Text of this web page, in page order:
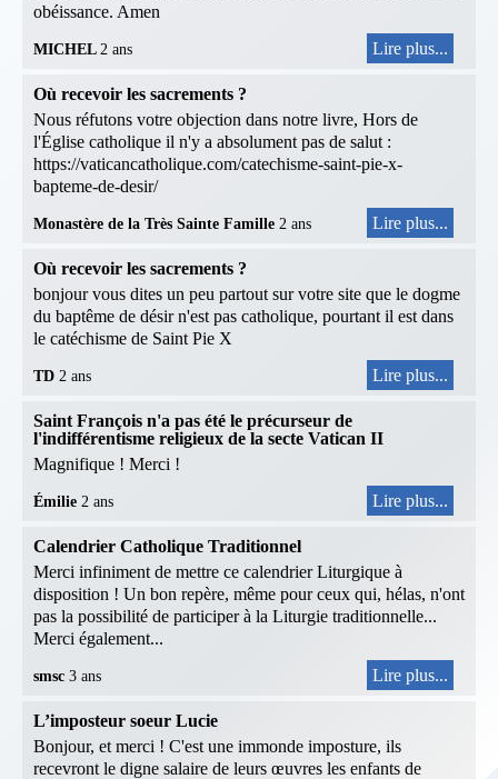
obéissance. Amen
MICHEL 2 ans Lire plus...
Où recevoir les sacrements ?
Nous réfutons votre objection dans notre livre, Hors de
l'Église catholique il n'y a absolument pas de salut :
https://vaticancatholique.com/catechisme-saint-pie-x-
bapteme-de-desir/
Monastère de la Très Sainte Famille 2 ans Lire plus...
Où recevoir les sacrements ?
bonjour vous dites un peu partout sur votre site que le dogme
du baptême de désir n'est pas catholique, pourtant il est dans
le catéchisme de Saint Pie X
TD 2 ans Lire plus...
Saint François n'a pas été le précurseur de
l'indifférentisme religieux de la secte Vatican II
Magnifique ! Merci !
Émilie 2 ans Lire plus...
Calendrier Catholique Traditionnel
Merci infiniment de mettre ce calendrier Liturgique à
disposition ! Un bon repère, même pour ceux qui, hélas, n'ont
pas la possibilité de participer à la Liturgie traditionnelle...
Merci également...
smsc 3 ans Lire plus...
L’imposteur soeur Lucie
Bonjour, et merci ! C'est une immonde imposture, ils
recevront le digne salaire de leurs œuvres les enfants de